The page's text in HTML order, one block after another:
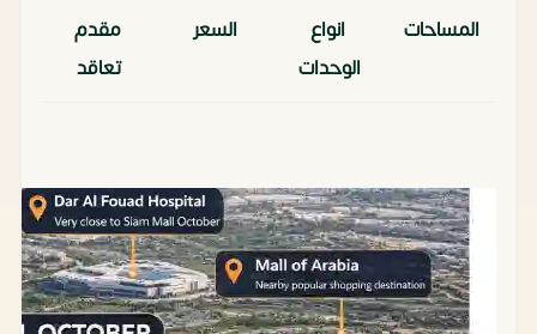
المساحات
انواع
الوحدات
السعر
مقدم
تعاقد
46متر
عيادة
طبية
4,830,000
جنيه مصري
408,300
ألف